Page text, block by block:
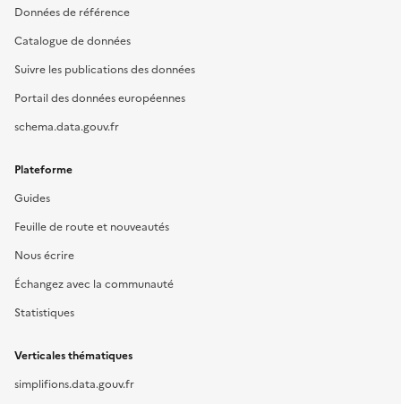
Données de référence
Catalogue de données
Suivre les publications des données
Portail des données européennes
schema.data.gouv.fr
Plateforme
Guides
Feuille de route et nouveautés
Nous écrire
Échangez avec la communauté
Statistiques
Verticales thématiques
simplifions.data.gouv.fr